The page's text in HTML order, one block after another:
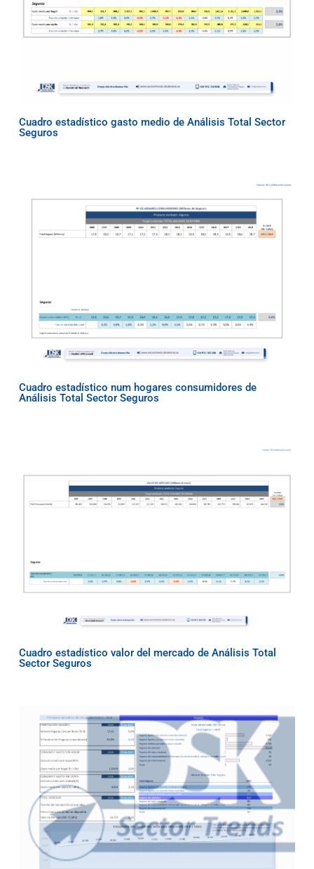
Cuadro estadístico gasto medio de Análisis Total Sector
Seguros
Cuadro estadístico num hogares consumidores de
Análisis Total Sector Seguros
Cuadro estadístico valor del mercado de Análisis Total
Sector Seguros